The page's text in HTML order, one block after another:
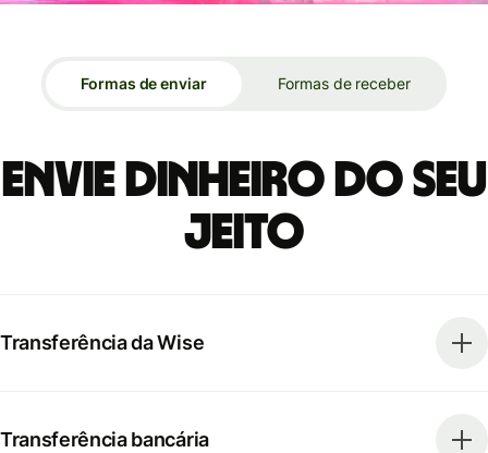
Formas de enviar Formas de receber
Envie dinheiro do seu
jeito
Transferência da Wise
Transferência bancária